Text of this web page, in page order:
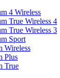
4 Wireless
True Wireless 4
True Wireless 3
Sport
Wireless
Plus
True